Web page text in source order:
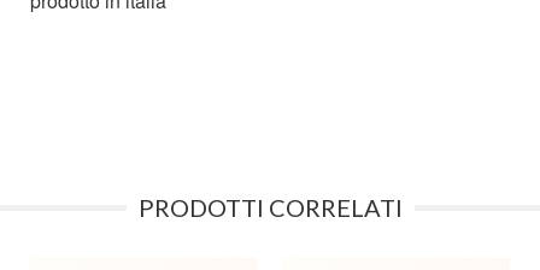
PRODOTTI CORRELATI